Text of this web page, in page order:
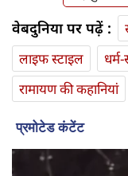
वेबदुनिया पर पढ़ें :
लाइफ स्‍टाइल
रामायण की कहानियां